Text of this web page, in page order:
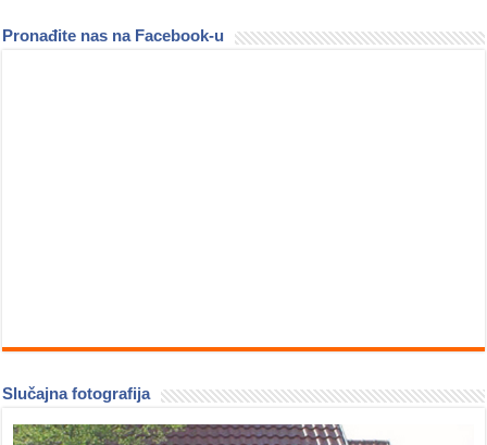
Pronađite nas na Facebook-u
Slučajna fotografija